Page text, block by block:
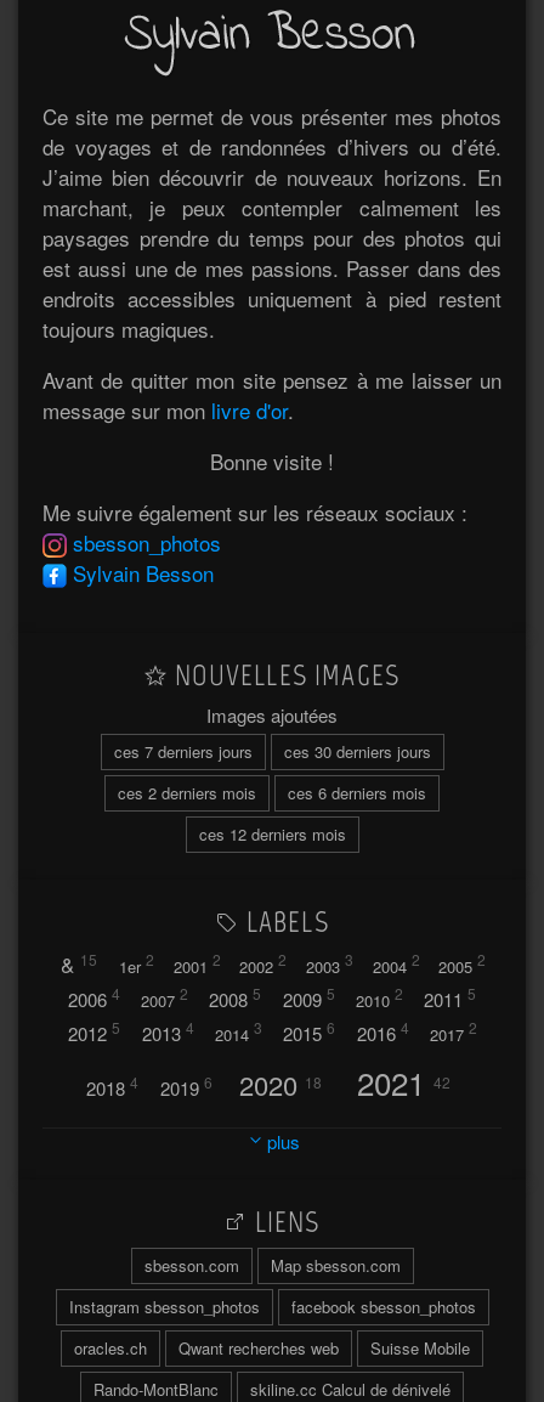
Ce site me permet de vous présenter mes photos
de voyages et de randonnées d’hivers ou d’été.
J’aime bien découvrir de nouveaux horizons. En
marchant, je peux contempler calmement les
paysages prendre du temps pour des photos qui
est aussi une de mes passions. Passer dans des
endroits accessibles uniquement à pied restent
toujours magiques.
Avant de quitter mon site pensez à me laisser un
message sur mon livre d'or.
Bonne visite !
Me suivre également sur les réseaux sociaux :
sbesson_photos
Sylvain Besson
NOUVELLES IMAGES
Images ajoutées
ces 7 derniers jours
ces 30 derniers jours
ces 2 derniers mois
ces 6 derniers mois
ces 12 derniers mois
LABELS
& 15 1er 2 2001 2 2002 2 2003 3 2004 2 2005 2
2006 4 2007 2 2008 5 2009 5 2010 2 2011 5
2012 5 2013 4 2014 3 2015 6 2016 4 2017 2
2018 4 2019 6 2020 18 2021 42
2023 32
2026
A travers l'hublot 17 Abländschen 3
Açores 2004 64 Adelboden 2
Adonis 6
plus
LIENS
sbesson.com
Map sbesson.com
Instagram sbesson_photos
facebook sbesson_photos
oracles.ch
Qwant recherches web
Suisse Mobile
Rando-MontBlanc
skiline.cc Calcul de dénivelé